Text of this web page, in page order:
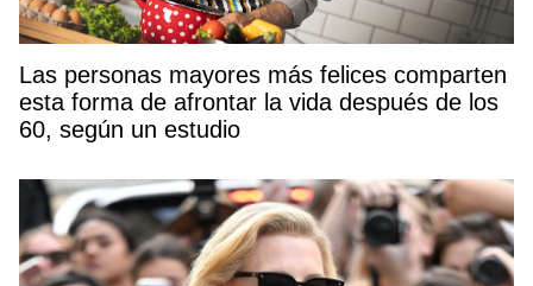
Las personas mayores más felices comparten
esta forma de afrontar la vida después de los
60, según un estudio